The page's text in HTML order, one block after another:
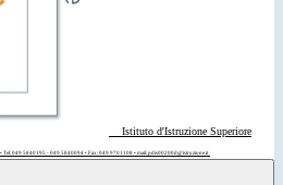
Istituto d'Istruzione Superiore
• Tel: 049 5840195 - 049 5840094 • Fax: 049 9701108 • mail: pdis00200d@istruzione.it